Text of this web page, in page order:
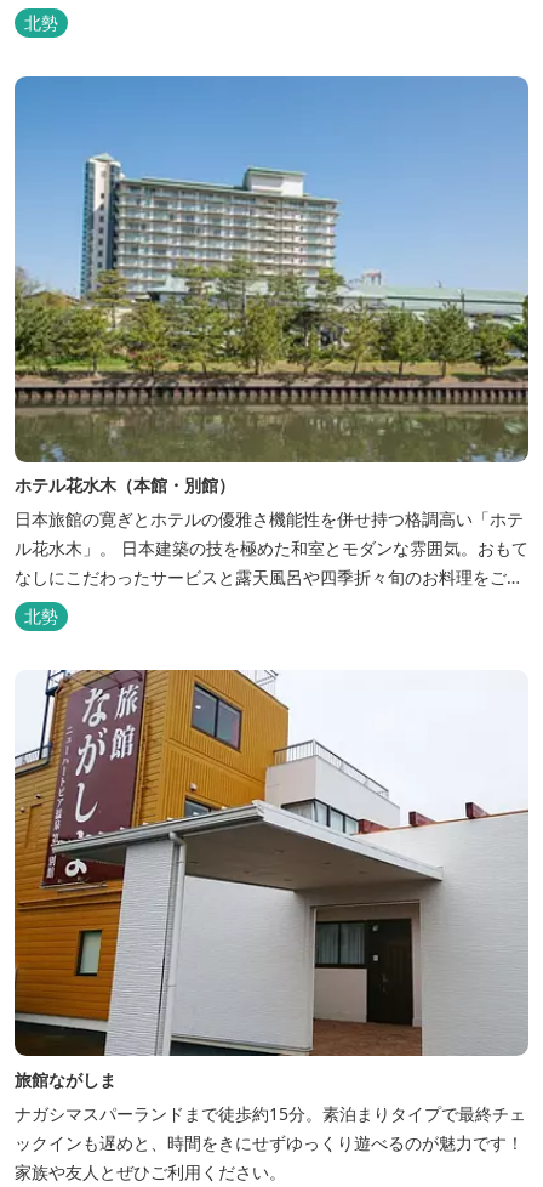
（金）より販売を開始いたしました。 ■商品コンセプト：自分だけ
の「頂き」を目指す人を応援 「山に登る目的が人それぞれであるよ
うに、仕事や人生の目標（頂き）も人それぞれ。どんな『頂き』を
北勢
ホテル花水木（本館・別館）
日本旅館の寛ぎとホテルの優雅さ機能性を併せ持つ格調高い「ホテ
ル花水木」。 日本建築の技を極めた和室とモダンな雰囲気。おもて
なしにこだわったサービスと露天風呂や四季折々旬のお料理をご満
喫いただけます。
北勢
旅館ながしま
ナガシマスパーランドまで徒歩約15分。素泊まりタイプで最終チェ
ックインも遅めと、時間をきにせずゆっくり遊べるのが魅力です！
家族や友人とぜひご利用ください。